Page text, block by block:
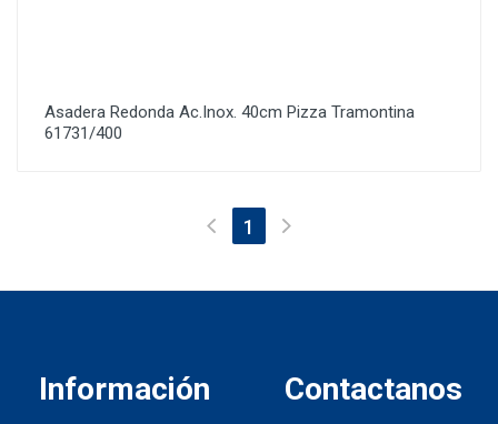
Asadera Redonda Ac.Inox. 40cm Pizza Tramontina
61731/400
1 (current)
Información Contactanos